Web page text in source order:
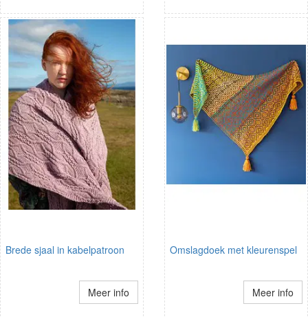
Brede sjaal in kabelpatroon
Meer info
Omslagdoek met kleurenspel
Meer info